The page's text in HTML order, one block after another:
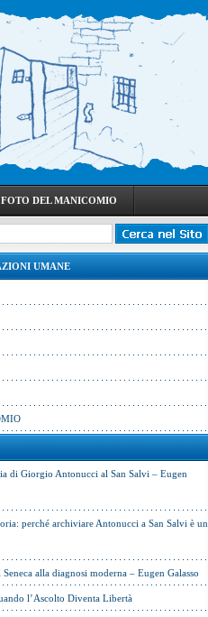
FOTO DEL MANICOMIO
UMANE
di Giorgio Antonucci al San Salvi – Eugen
perché archiviare Antonucci a San Salvi è un
alla diagnosi moderna – Eugen Galasso
l’Ascolto Diventa Libertà